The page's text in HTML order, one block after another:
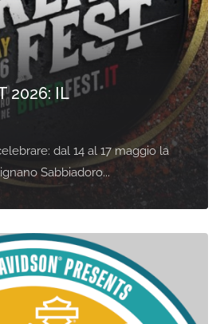
2026: IL
dal 14 al 17 maggio la
Sabbiadoro...